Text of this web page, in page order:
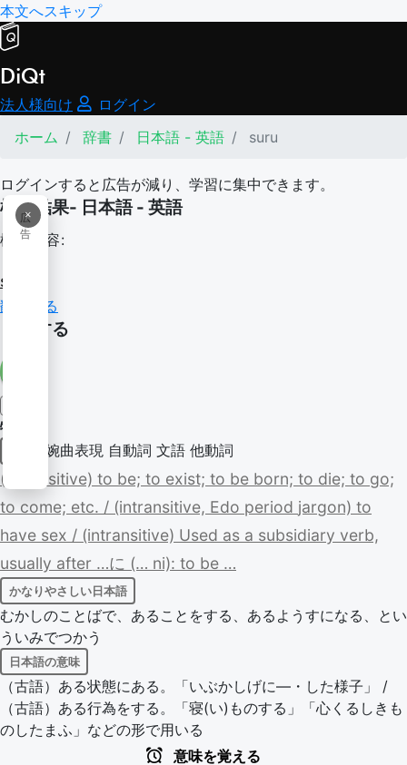
本文へスキップ
DiQt
法人様向け
ログイン
ホーム
辞書 日本語 - 英語 suru
ログインすると広告が減り、学習に集中できます。
×
広
告
検索結果- 日本語 - 英語
検索内容:
suru
翻訳する
ものする
物する
婉曲表現 自動詞 文語 他動詞
(intransitive) to be; to exist; to be born; to die; to go;
to come; etc. / (intransitive, Edo period jargon) to
have sex / (intransitive) Used as a subsidiary verb,
usually after …に (… ni): to be …
かなりやさしい日本語
むかしのことばで、あることをする、あるようすになる、とい
ういみでつかう
日本語の意味
（古語）ある状態にある。「いぶかしげに―・した様子」 /
（古語）ある行為をする。「寝(い)ものする」「心くるしきも
のしたまふ」などの形で用いる
意味を覚える